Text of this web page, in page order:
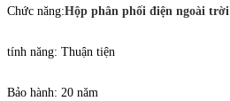
Chức năng:Hộp phân phối điện ngoài trời
tính năng: Thuận tiện
Bảo hành: 20 năm